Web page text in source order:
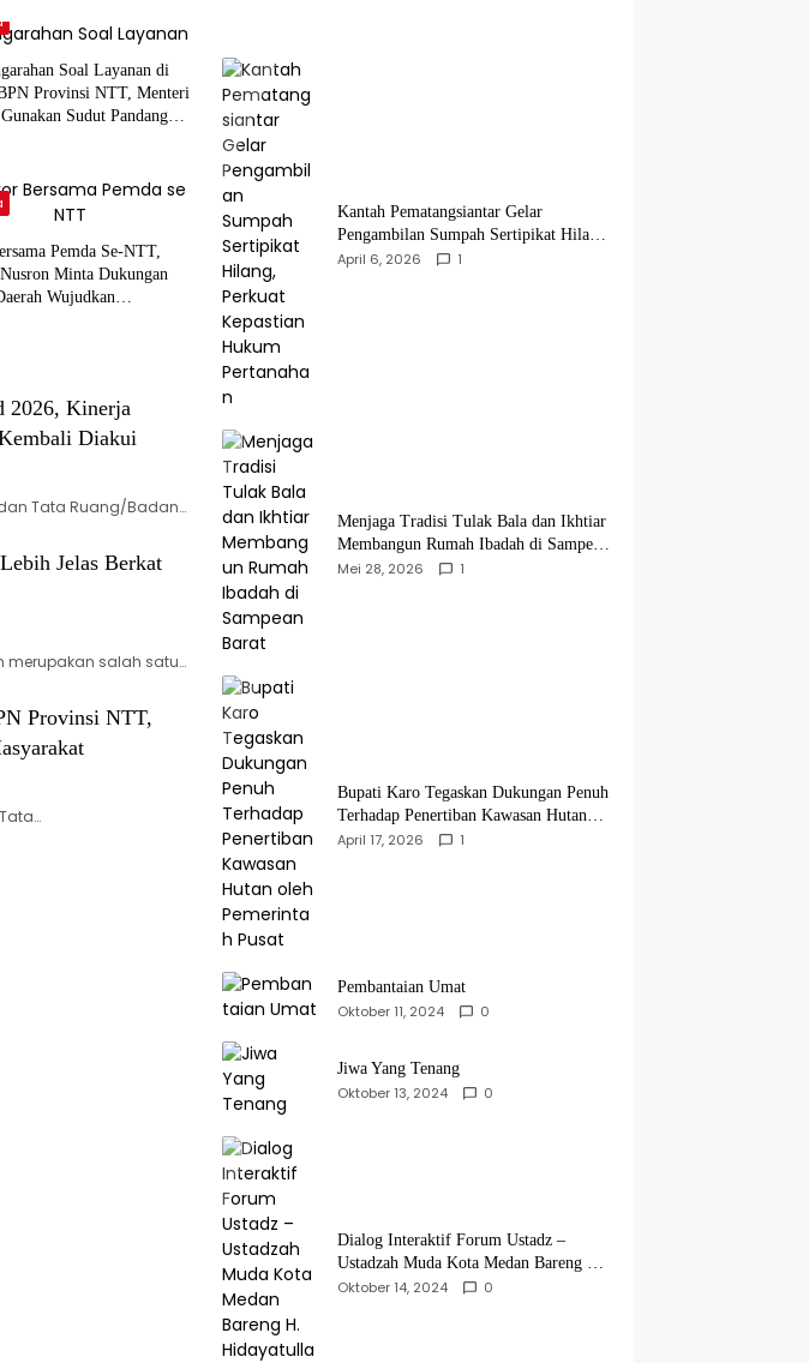
Soal Layanan di
Provinsi NTT, Menteri
Sudut Pandang
Pemda Se-NTT,
Minta Dukungan
Wujudkan
2026, Kinerja
Diakui
Tata Ruang/Badan…
Jelas Berkat
merupakan salah satu…
Provinsi NTT,
Kantah Pematangsiantar Gelar
Pengambilan Sumpah Sertipikat Hilang,
Perkuat Kepastian Hukum Pertanahan
April 6, 2026 1
Menjaga Tradisi Tulak Bala dan Ikhtiar
Membangun Rumah Ibadah di Sampean
Barat
Mei 28, 2026 1
Bupati Karo Tegaskan Dukungan Penuh
Terhadap Penertiban Kawasan Hutan
oleh Pemerintah Pusat
April 17, 2026 1
Pembantaian Umat
Oktober 11, 2024 0
Jiwa Yang Tenang
Oktober 13, 2024 0
Dialog Interaktif Forum Ustadz –
Ustadzah Muda Kota Medan Bareng H.
Hidayatullah
Oktober 14, 2024 0